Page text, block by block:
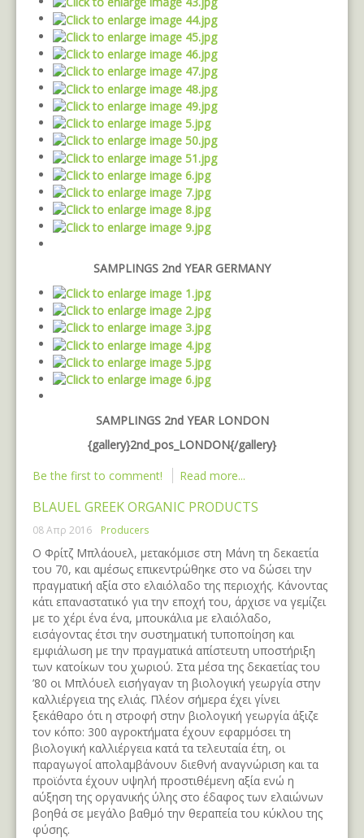
SAMPLINGS 2nd YEAR GERMANY
SAMPLINGS 2nd YEAR LONDON
{gallery}2nd_pos_LONDON{/gallery}
Be the first to comment!
Read more...
BLAUEL GREEK ORGANIC PRODUCTS
08 Απρ 2016 Producers
Ο Φρίτζ Μπλάουελ, μετακόμισε στη Μάνη τη δεκαετία
του 70, και αμέσως επικεντρώθηκε στο να δώσει την
πραγματική αξία στο ελαιόλαδο της περιοχής. Κάνοντας
κάτι επαναστατικό για την εποχή του, άρχισε να γεμίζει
με το χέρι ένα ένα, μπουκάλια με ελαιόλαδο,
εισάγοντας έτσι την συστηματική τυποποίηση και
εμφιάλωση με την πραγματικά απίστευτη υποστήριξη
των κατοίκων του χωριού. Στα μέσα της δεκαετίας του
’80 οι Μπλόυελ εισήγαγαν τη βιολογική γεωργία στην
καλλιέργεια της ελιάς. Πλέον σήμερα έχει γίνει
ξεκάθαρο ότι η στροφή στην βιολογική γεωργία άξιζε
τον κόπο: 300 αγροκτήματα έχουν εφαρμόσει τη
βιολογική καλλιέργεια κατά τα τελευταία έτη, οι
παραγωγοί απολαμβάνουν διεθνή αναγνώριση και τα
προϊόντα έχουν υψηλή προστιθέμενη αξία ενώ η
αύξηση της οργανικής ύλης στο έδαφος των ελαιώνων
βοηθά σε μεγάλο βαθμό την θεραπεία του κύκλου της
φύσης.